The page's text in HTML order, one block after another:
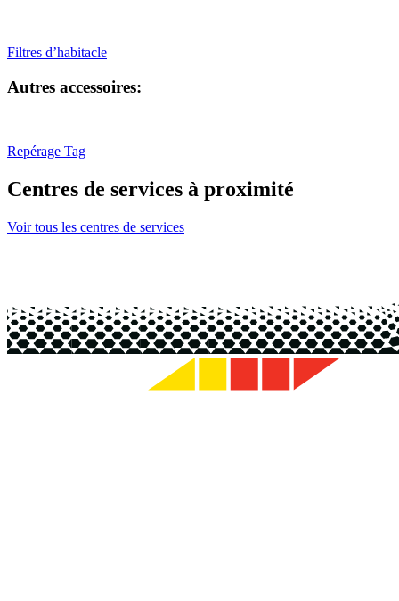
Filtres d’habitacle
Autres accessoires:
Repérage Tag
Centres de services à proximité
Voir tous les centres de services